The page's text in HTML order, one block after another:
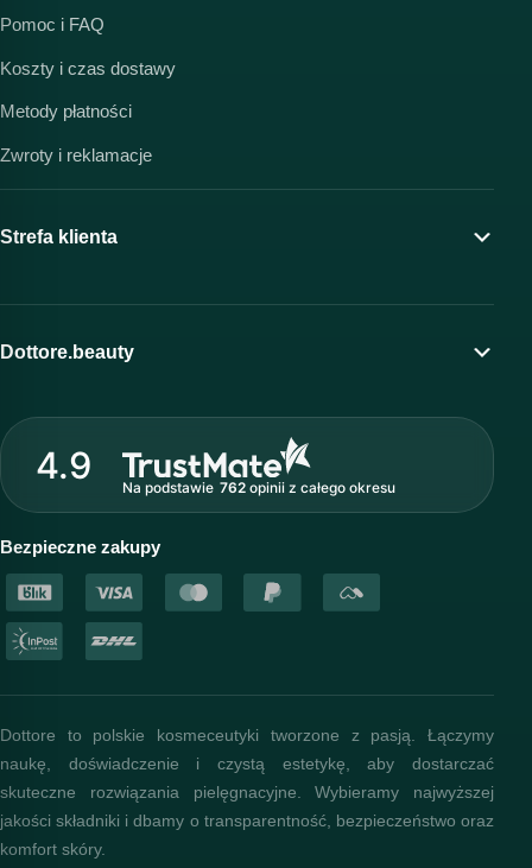
Pomoc i FAQ
Koszty i czas dostawy
Metody płatności
Zwroty i reklamacje
Strefa klienta
Moje konto
Program lojalnościowy
Strefa profesjonalisty
Dottore.beauty
O marce Dottore
Nasz zespół
Akademia i szkolenia
Baza wiedzy
4.9
Na podstawie 762opinii z całego okresu
Bezpieczne zakupy
Dottore to polskie kosmeceutyki tworzone z pasją. Łączymy
naukę, doświadczenie i czystą estetykę, aby dostarczać
skuteczne rozwiązania pielęgnacyjne. Wybieramy najwyższej
jakości składniki i dbamy o transparentność, bezpieczeństwo oraz
komfort skóry.